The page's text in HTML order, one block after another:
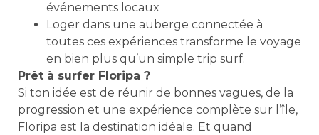
événements locaux
Loger dans une auberge connectée à
toutes ces expériences transforme le voyage
en bien plus qu’un simple trip surf.
Prêt à surfer Floripa ?
Si ton idée est de réunir de bonnes vagues, de la
progression et une expérience complète sur l’île,
Floripa est la destination idéale. Et quand